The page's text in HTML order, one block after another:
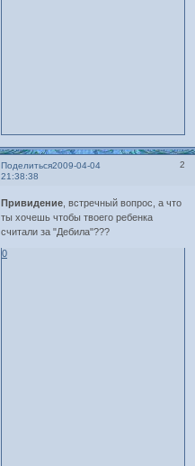
Поделиться 2
2009-04-04
21:38:38
Привидение , встречный вопрос, а что
ты хочешь чтобы твоего ребенка
считали за "Дебила"???
0